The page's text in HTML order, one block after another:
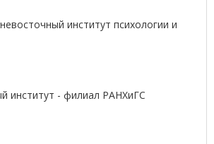
институт психологии и
институт - филиал РАНХиГС